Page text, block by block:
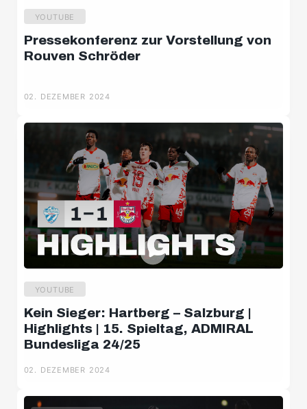
YOUTUBE
Pressekonferenz zur Vorstellung von
Rouven Schröder
02. DEZEMBER 2024
YOUTUBE
Kein Sieger: Hartberg – Salzburg |
Highlights | 15. Spieltag, ADMIRAL
Bundesliga 24/25
02. DEZEMBER 2024